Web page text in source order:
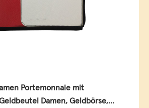
Portemonnaie mit
Damen, Geldbörse,